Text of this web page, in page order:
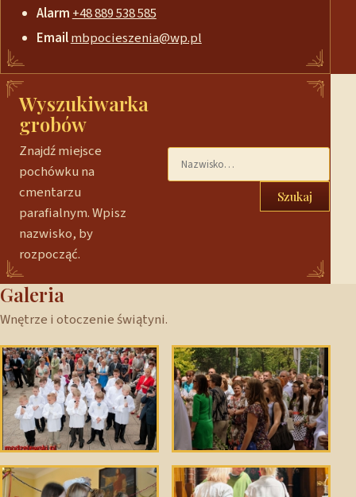
Alarm+48 889 538 585
Emailmbpocieszenia@wp.pl
Wyszukiwarka
grobów
Znajdź miejsce
pochówku na
cmentarzu
parafialnym. Wpisz
nazwisko, by
rozpocząć.
Szukaj
Galeria
Wnętrze i otoczenie świątyni.